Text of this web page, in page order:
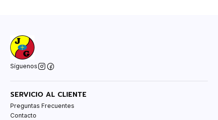
Síguenos
SERVICIO AL CLIENTE
Preguntas Frecuentes
Contacto